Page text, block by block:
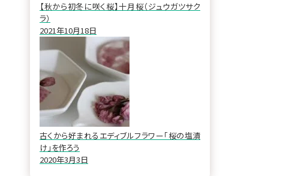
【秋から初冬に咲く桜】十月桜（ジュウガツサク
ラ）
2021年10月18日
古くから好まれるエディブルフラワー「桜の塩漬
け」を作ろう
2020年3月3日